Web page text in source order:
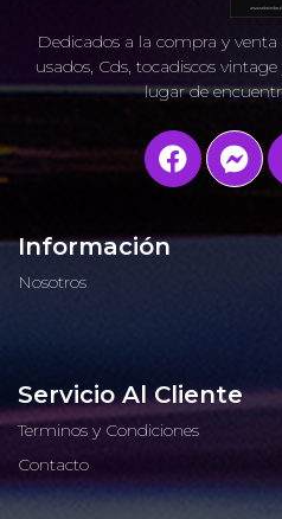
Dedicados a la compra y venta
usados, Cds, tocadiscos
lugar de
Información
Nosotros
Servicio Al Cliente
Terminos y Condiciones
Contacto